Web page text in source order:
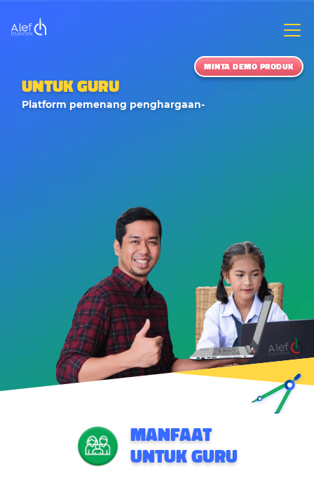
MINTA DEMO PRODUK
UNTUK GURU
Platform pemenang penghargaan-
MANFAAT
UNTUK GURU